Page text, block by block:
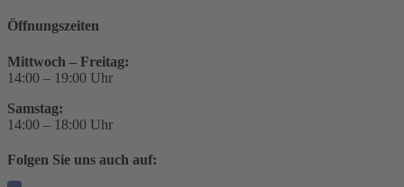
Öffnungszeiten
Mittwoch – Freitag:
14:00 – 19:00 Uhr
Samstag:
14:00 – 18:00 Uhr
Folgen Sie uns auch auf: